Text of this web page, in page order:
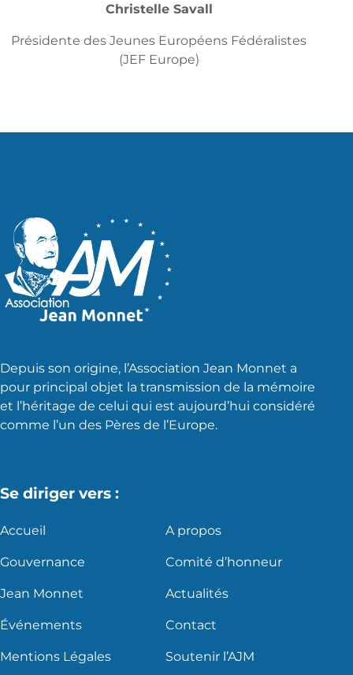
Christelle Savall
Présidente des Jeunes Européens Fédéralistes
(JEF Europe)
Depuis son origine, l’Association Jean Monnet a
pour principal objet la transmission de la mémoire
et l’héritage de celui qui est aujourd’hui considéré
comme l’un des Pères de l’Europe.
Se diriger vers :
Accueil A propos
Gouvernance Comité d’honneur
Jean Monnet Actualités
Événements Contact
Mentions Légales Soutenir l’AJM